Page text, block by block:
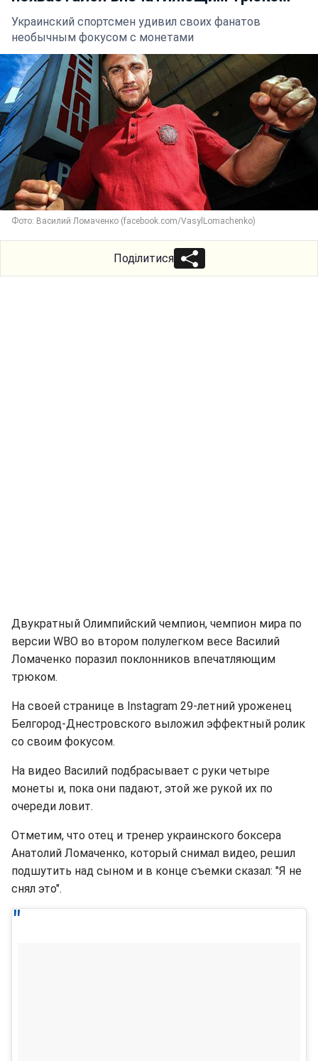
Украинский спортсмен удивил своих фанатов
необычным фокусом с монетами
Фото: Василий Ломаченко (facebook.com/VasylLomachenko)
Поділитися
Двукратный Олимпийский чемпион, чемпион мира по
версии WBO во втором полулегком весе Василий
Ломаченко поразил поклонников впечатляющим
трюком.
На своей странице в Instagram 29-летний уроженец
Белгород-Днестровского выложил эффектный ролик
со своим фокусом.
На видео Василий подбрасывает с руки четыре
монеты и, пока они падают, этой же рукой их по
очереди ловит.
Отметим, что отец и тренер украинского боксера
Анатолий Ломаченко, который снимал видео, решил
подшутить над сыном и в конце съемки сказал: "Я не
снял это".